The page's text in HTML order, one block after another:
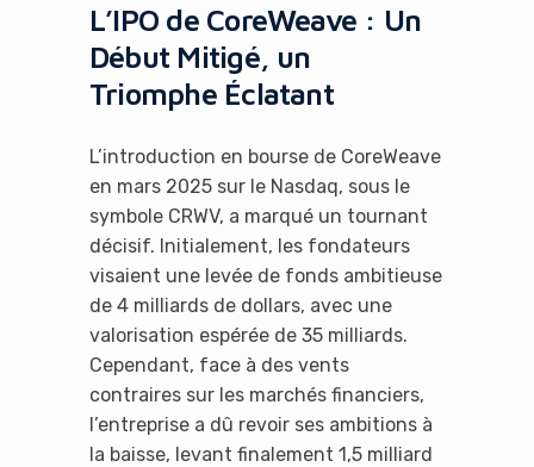
L’IPO de CoreWeave : Un
Début Mitigé, un
Triomphe Éclatant
L’introduction en bourse de CoreWeave
en mars 2025 sur le Nasdaq, sous le
symbole CRWV, a marqué un tournant
décisif. Initialement, les fondateurs
visaient une levée de fonds ambitieuse
de 4 milliards de dollars, avec une
valorisation espérée de 35 milliards.
Cependant, face à des vents
contraires sur les marchés financiers,
l’entreprise a dû revoir ses ambitions à
la baisse, levant finalement 1,5 milliard